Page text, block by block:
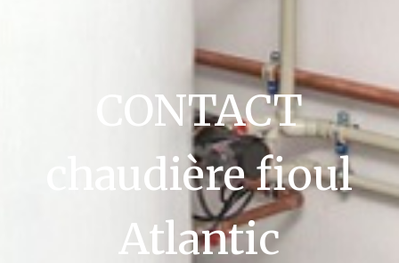
CONTACT
chaudière fioul
Atlantic